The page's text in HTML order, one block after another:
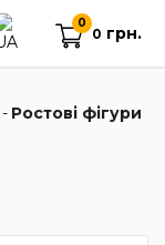
0
0 грн.
- Ростові фігури